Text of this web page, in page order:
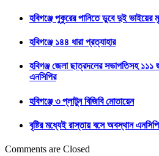
হবিগঞ্জে পুকুরের পানিতে ডুবে দুই ভাইয়ের
হবিগঞ্জে ১৪৪ ধারা প্রত্যাহার
হবিগঞ্জ জেলা ছাত্রদলের সভাপতিসহ ১১১
এনসিপির
হবিগঞ্জে ৩ প্লাটুন বিজিবি মোতায়েন
বৃষ্টির মধ্যেই রাস্তায় বসে অবস্থান এনসিপি
Comments are Closed